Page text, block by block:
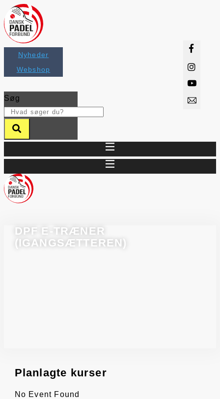
Videre
til
indhold
Nyheder
Webshop
Søg
DPF E-TRÆNER
(IGANGSÆTTEREN)
Planlagte kurser
No Event Found